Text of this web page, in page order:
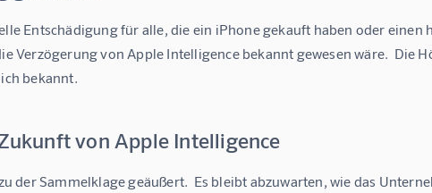
Entschädigung für alle, die ein iPhone gekauft haben oder einen
Verzögerung von Apple Intelligence bekannt gewesen wäre.  Die
bekannt.
von Apple Intelligence
der Sammelklage geäußert.  Es bleibt abzuwarten, wie das